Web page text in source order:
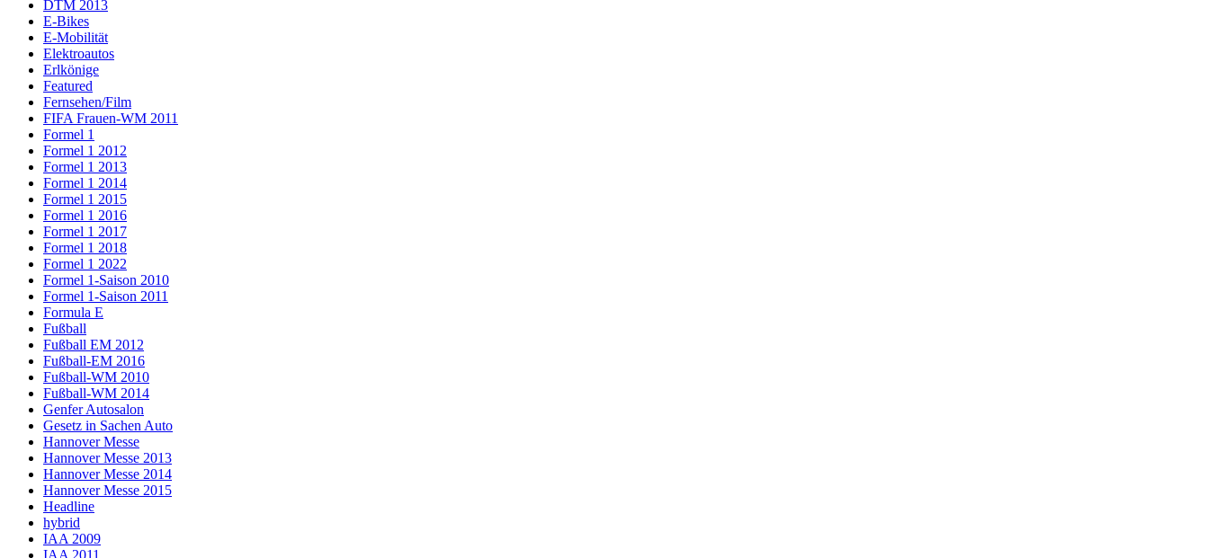
DTM 2013
E-Bikes
E-Mobilität
Elektroautos
Erlkönige
Featured
Fernsehen/Film
FIFA Frauen-WM 2011
Formel 1
Formel 1 2012
Formel 1 2013
Formel 1 2014
Formel 1 2015
Formel 1 2016
Formel 1 2017
Formel 1 2018
Formel 1 2022
Formel 1-Saison 2010
Formel 1-Saison 2011
Formula E
Fußball
Fußball EM 2012
Fußball-EM 2016
Fußball-WM 2010
Fußball-WM 2014
Genfer Autosalon
Gesetz in Sachen Auto
Hannover Messe
Hannover Messe 2013
Hannover Messe 2014
Hannover Messe 2015
Headline
hybrid
IAA 2009
IAA 2011